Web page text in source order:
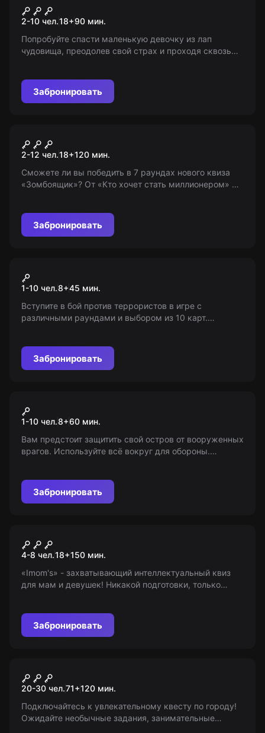
Амнезия
2-10 чел.18+90 мин.
Попробуйте спасти маленькую девочку из лап
чудовища, преодолев свой страх и проходя сквозь
Забронировать
Зомбоящик
2-12 чел.18+120 мин.
Сможете ли вы победить в 7 раундах нового квиза
«Зомбоящик»? От «Кто хочет стать миллионером» до
Забронировать
Warpoint
1-10 чел.8+45 мин.
Вступите в бой против террористов в игре с
различными раундами и выбором из 10 карт.
Забронировать
Island Assault
1-10 чел.8+60 мин.
Вам предстоит защитить свой остров от вооруженных
врагов. Используйте всё вокруг для обороны.
информацию об игре.
Забронировать
Imom's
4-8 чел.18+150 мин.
«Imom's» - захватывающий интеллектуальный квиз
для мам и девушек! Никакой подготовки, только
Забронировать
Вологда - город, где
сбываются мечты
20-30 чел.71+120 мин.
Подключайтесь к увлекательному квесту по городу!
Ожидайте необычные задания, занимательные